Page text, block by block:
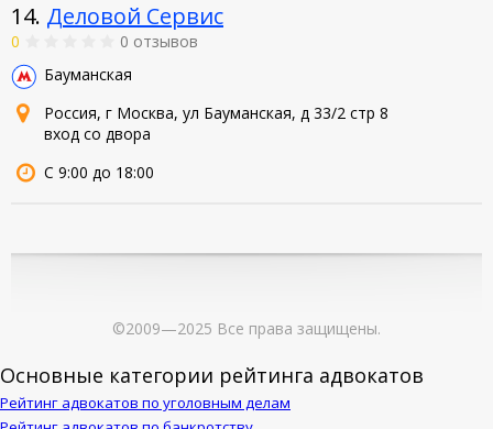
14. Деловой Сервис
0
0 отзывов
Бауманская
Россия, г Москва, ул Бауманская, д 33/2 стр 8
вход со двора
С 9:00 до 18:00
©2009—2025 Все права защищены.
Основные категории рейтинга адвокатов
Рейтинг адвокатов по уголовным делам